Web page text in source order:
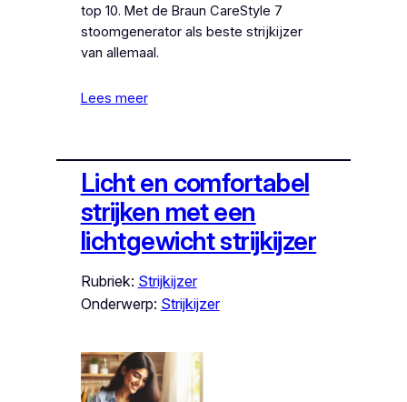
top 10. Met de Braun CareStyle 7
stoomgenerator als beste strijkijzer
van allemaal.
Lees meer
Licht en comfortabel
strijken met een
lichtgewicht strijkijzer
Rubriek: Strijkijzer
Onderwerp: Strijkijzer